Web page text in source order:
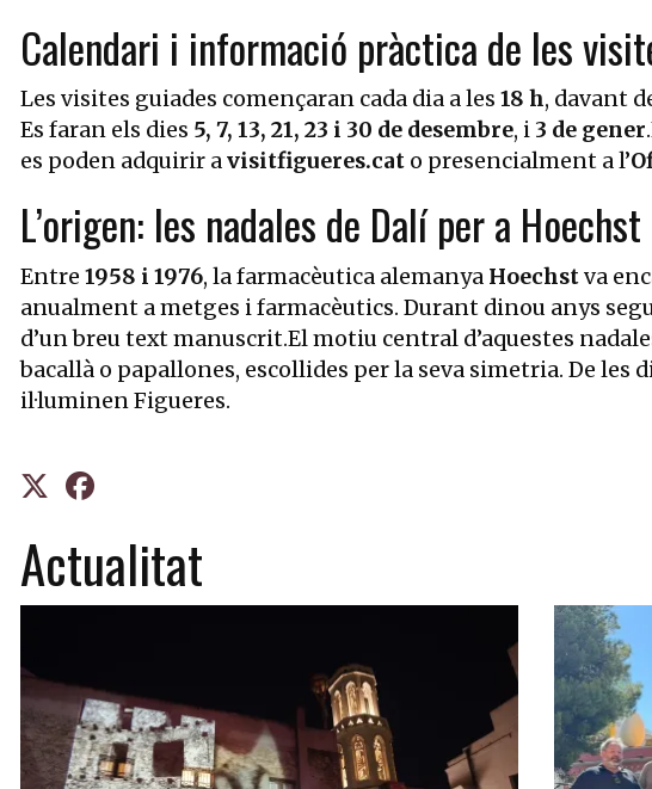
Calendari i informació pràctica de les
Les visites guiades començaran cada dia a les 18 h, davant
Es faran els dies 5, 7, 13, 21, 23 i 30 de desembre, i 3 de gener
es poden adquirir avisitfigueres.cat o presencialment a l’
L’origen: les nadales de Dalí per a Hoechst
Entre 1958 i 1976, la farmacèutica alemanya Hoechstva
anualment a metges i farmacèutics. Durant dinou anys
d’un breu text manuscrit.El motiu central d’aquestes
bacallà o papallones, escollides per la seva simetria. De les
il·luminen Figueres.
Actualitat